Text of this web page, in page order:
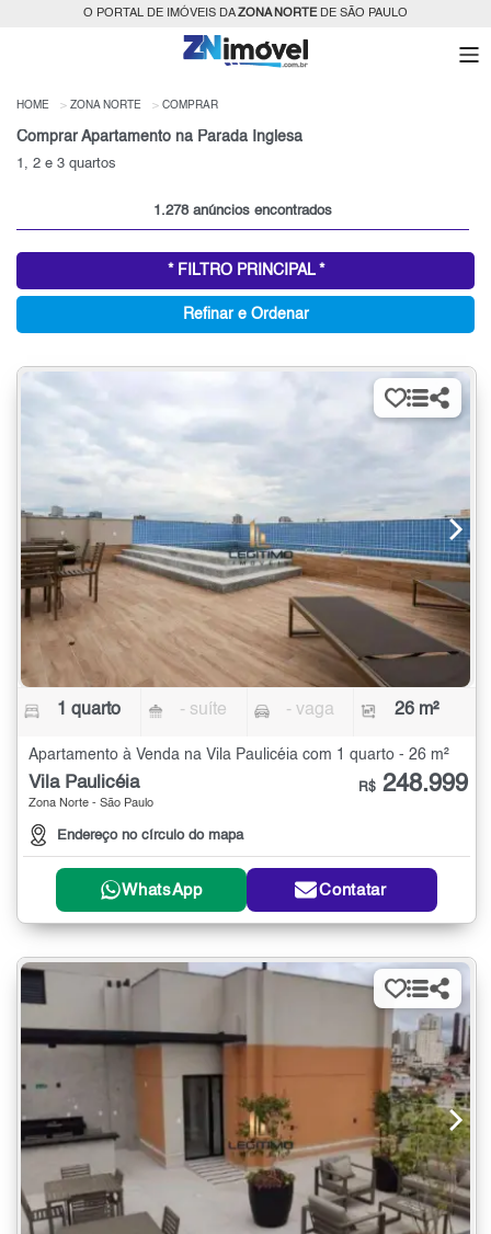
O PORTAL DE IMÓVEIS DAZONA NORTEDE SÃO PAULO
HOME ZONA NORTE COMPRAR
Comprar Apartamento na Parada Inglesa
1, 2 e 3 quartos
1.278 anúncios encontrados
* FILTRO PRINCIPAL *
Refinar e Ordenar
1 quarto - suíte - vaga 26 m²
Apartamento à Venda na Vila Paulicéia com 1 quarto - 26 m²
Vila Paulicéia
Zona Norte - São Paulo
Endereço no círculo do mapa
R$ 248.999
WhatsApp Contatar